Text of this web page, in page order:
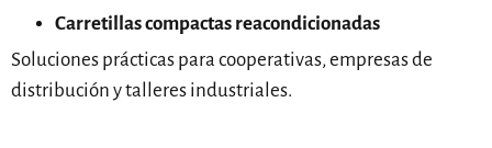
Carretillas compactas reacondicionadas
Soluciones prácticas para cooperativas, empresas de
distribución y talleres industriales.